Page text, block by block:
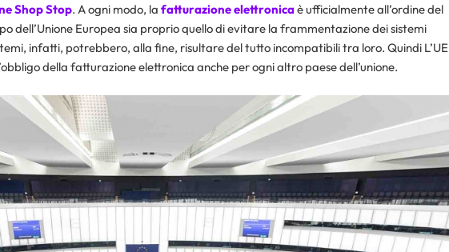
Shop Stop. A ogni modo, la fatturazione elettronicaè ufficialmente all’ordine del
dell’Unione Europea sia proprio quello di evitare la frammentazione dei sistemi
infatti, potrebbero, alla fine, risultare del tutto incompatibili tra loro. Quindi L’UE
della fatturazione elettronica anche per ogni altro paese dell’unione.